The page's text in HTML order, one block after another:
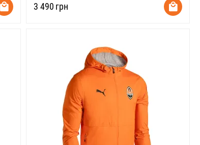
‍3 490‍ грн